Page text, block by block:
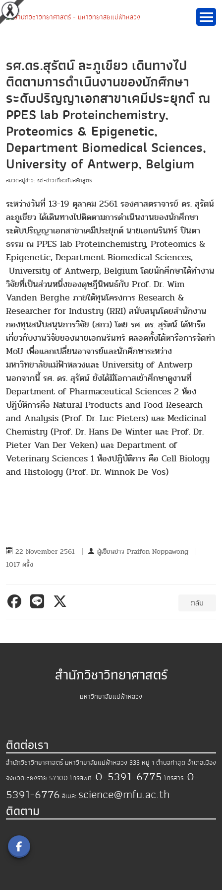
รศ.ดร.สุรัตน์ ละภูเขียว เดินทางไป
ติดตามการดำเนินงานของนักศึกษา
ระดับปริญญาเอกสาขาเคมีประยุกต์ ณ
PPES lab Proteinchemistry,
Proteomics & Epigenetic,
Department Biomedical Sciences,
University of Antwerp, Belgium
หมวดหมู่ข่าว: sci-ข่าวเกี่ยวกับหลักสูตร
ระหว่างวันที่ 13-19 ตุลาคม 2561 รองศาสตราจารย์ ดร. สุรัตน์
ละภูเขียว ได้เดินทางไปติดตามการดำเนินงานของนักศึกษา
ระดับปริญญาเอกสาขาเคมีประยุกต์ นายเอกนรินทร์ ปินตา
ธรรม ณ PPES lab Proteinchemistry, Proteomics &
Epigenetic, Department Biomedical Sciences,
University of Antwerp, Belgium โดยนักศึกษาได้ทำงาน
วิจัยที่เป็นส่วนหนึ่งของดุษฎีนิพนธ์กับ Prof. Dr. Wim
Vanden Berghe ภายใต้ทุนโครงการ Research &
Researcher for Industry (RRI) สนับสนุนโดยสำนักงาน
กองทุนสนับสนุนการวิจัย (สกว) โดย รศ. ดร. สุรัตน์ ได้หารือ
เกี่ยวกับงานวิจัยของนายเอกนรินทร์ ตลอดทั้งได้หารือการจัดทำ
MoU เพื่อแลกเปลี่ยนอาจารย์และนักศึกษาระหว่าง
มหาวิทยาลัยแม่ฟ้าหลวงและ University of Antwerp
นอกจากนี้ รศ. ดร. สุรัตน์ ยังได้มีโอกาสเข้าศึกษาดูงานที่
Department of Pharmaceutical Sciences 2 ห้อง
ปฏิบัติการคือ Natural Products and Food Research
and Analysis (Prof. Dr. Luc Pieters) และ Medicinal
Chemistry (Prof. Dr. Hans De Winter และ Prof. Dr.
Pieter Van Der Veken) และ Department of
Veterinary Sciences 1 ห้องปฏิบัติการ คือ Cell Biology
and Histology (Prof. Dr. Winnok De Vos)
22 November 2561 ผู้เขียนข่าว Praifon Noppawong
1017 ครั้ง
กลับ
สำนักวิชาวิทยาศาสตร์
มหาวิทยาลัยแม่ฟ้าหลวง
ติดต่อเรา
สำนักวิชาวิทยาศาสตร์ มหาวิทยาลัยแม่ฟ้าหลวง 333 หมู่ 1 ตำบลท่าสุด อำเภอเมือง
จังหวัดเชียงราย 57100 โทรศัพท์. 0-5391-6775 โทรสาร. 0-
5391-6776 อีเมล: science@mfu.ac.th
ติดตาม